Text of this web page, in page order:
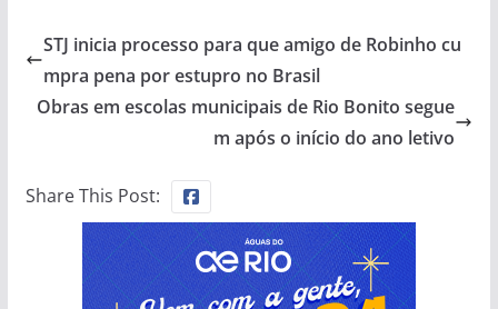
STJ inicia processo para que amigo de Robinho cu
mpra pena por estupro no Brasil
Obras em escolas municipais de Rio Bonito segue
m após o início do ano letivo
Share This Post: